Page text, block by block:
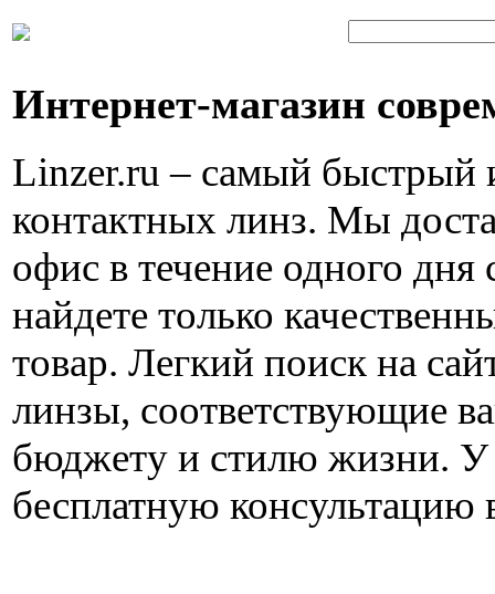
Интернет-магазин
Linzer.ru – самый быстрый
контактных линз. Мы
офис в течение одного дня
найдете только
товар. Легкий поиск на
линзы, соответствующие
бюджету и стилю жизни. У
бесплатную консультацию